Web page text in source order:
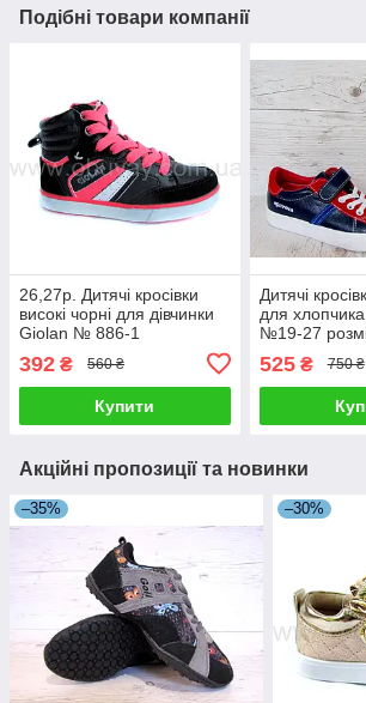
Подібні товари компанії
26,27р. Дитячі кросівки
високі чорні для дівчинки
Giolan № 886-1
392 ₴ 560 ₴
Купити
Дитячі
для
№19-27
525₴ 750 ₴
Акційні пропозиції та новинки
–35% –30%